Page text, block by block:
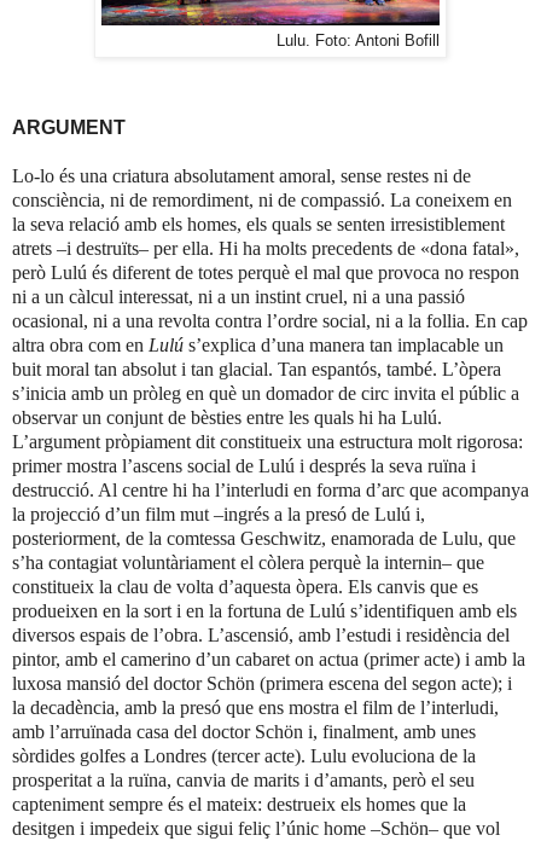
Lulu. Foto: Antoni Bofill
ARGUMENT
Lo-lo és una criatura absolutament amoral, sense restes ni de
consciència, ni de remordiment, ni de compassió. La coneixem en
la seva relació amb els homes, els quals se senten irresistiblement
atrets –i destruïts– per ella. Hi ha molts precedents de «dona fatal»,
però Lulú és diferent de totes perquè el mal que provoca no respon
ni a un càlcul interessat, ni a un instint cruel, ni a una passió
ocasional, ni a una revolta contra l’ordre social, ni a la follia. En cap
altra obra com en Lulú s’explica d’una manera tan implacable un
buit moral tan absolut i tan glacial. Tan espantós, també. L’òpera
s’inicia amb un pròleg en què un domador de circ invita el públic a
observar un conjunt de bèsties entre les quals hi ha Lulú.
L’argument pròpiament dit constitueix una estructura molt rigorosa:
primer mostra l’ascens social de Lulú i després la seva ruïna i
destrucció. Al centre hi ha l’interludi en forma d’arc que acompanya
la projecció d’un film mut –ingrés a la presó de Lulú i,
posteriorment, de la comtessa Geschwitz, enamorada de Lulu, que
s’ha contagiat voluntàriament el còlera perquè la internin– que
constitueix la clau de volta d’aquesta òpera. Els canvis que es
produeixen en la sort i en la fortuna de Lulú s’identifiquen amb els
diversos espais de l’obra. L’ascensió, amb l’estudi i residència del
pintor, amb el camerino d’un cabaret on actua (primer acte) i amb la
luxosa mansió del doctor Schön (primera escena del segon acte); i
la decadència, amb la presó que ens mostra el film de l’interludi,
amb l’arruïnada casa del doctor Schön i, finalment, amb unes
sòrdides golfes a Londres (tercer acte). Lulu evoluciona de la
prosperitat a la ruïna, canvia de marits i d’amants, però el seu
capteniment sempre és el mateix: destrueix els homes que la
desitgen i impedeix que sigui feliç l’únic home –Schön– que vol